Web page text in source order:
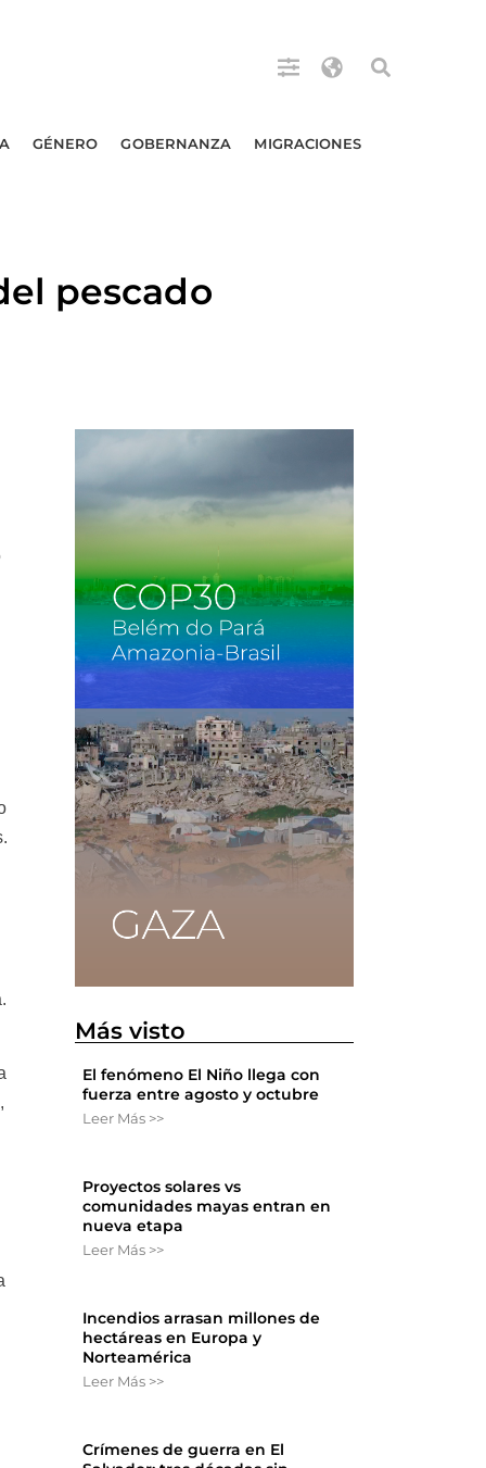
GÉNERO GOBERNANZA MIGRACIONES
pescado
Más visto
El fenómeno El Niño llega con
fuerza entre agosto y octubre
Leer Más >>
Proyectos solares vs
comunidades mayas entran en
nueva etapa
Leer Más >>
Incendios arrasan millones de
hectáreas en Europa y
Norteamérica
Leer Más >>
Crímenes de guerra en El